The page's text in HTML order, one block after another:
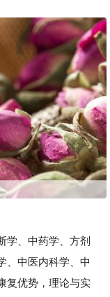
学、中药学、方剂
、中医内科学、中
复优势，理论与实